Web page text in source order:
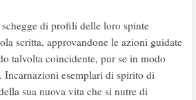
di profili delle loro spinte
scritta, approvandone le azioni guidate
talvolta coincidente, pur se in modo
Incarnazioni esemplari di spirito di
sua nuova vita che si nutre di